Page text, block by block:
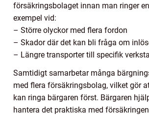
försäkringsbolaget innan man ringer
exempel vid:
– Större olyckor med flera fordon
– Skador där det kan bli fråga om
– Längre transporter till specifik
Samtidigt samarbetar många
med flera försäkringsbolag, vilket gör
kan ringa bärgaren först. Bärgaren
hantera det praktiska med